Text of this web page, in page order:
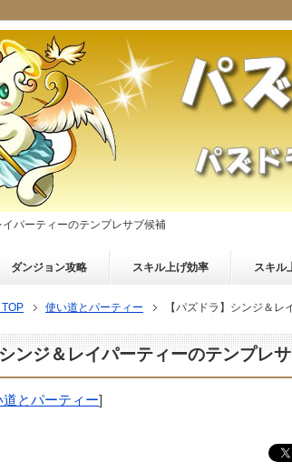
イパーティーのテンプレサブ候補
ダンジョン攻略 スキル上げ効率 スキル
使い道とパーティー 【パズドラ】シンジ＆
ンジ＆レイパーティーのテンプレ
道とパーティー]